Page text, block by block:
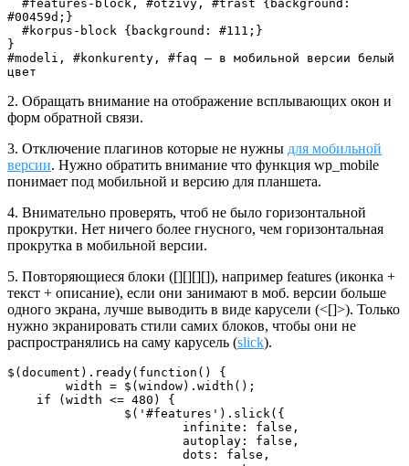
#00459d;}
}
#modeli, #konkurenty, #faq — в мобильной версии белый
цвет
2. Обращать внимание на отображение всплывающих окон и
форм обратной связи.
3. Отключение плагинов которые не нужны для мобильной
версии. Нужно обратить внимание что функция wp_mobile
понимает под мобильной и версию для планшета.
4. Внимательно проверять, чтоб не было горизонтальной
прокрутки. Нет ничего более гнусного, чем горизонтальная
прокрутка в мобильной версии.
5. Повторяющиеся блоки ([][][][]), например features (иконка +
текст + описание), если они занимают в моб. версии больше
одного экрана, лучше выводить в виде карусели (<[]>). Только
нужно экранировать стили самих блоков, чтобы они не
распространялись на саму карусель (slick).
$(document).ready(function() {